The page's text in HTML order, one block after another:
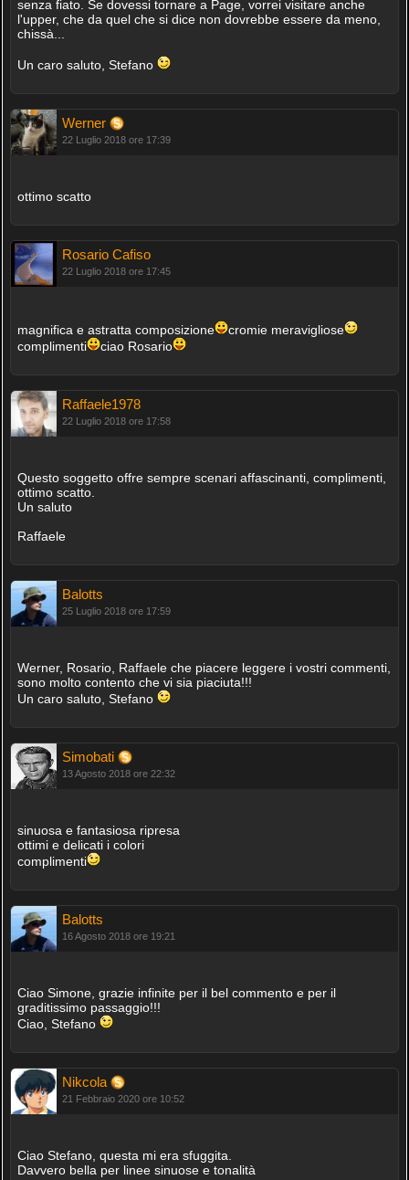
senza fiato. Se dovessi tornare a Page, vorrei visitare anche
l'upper, che da quel che si dice non dovrebbe essere da meno,
chissà...
Un caro saluto, Stefano
Werner
22 Luglio 2018 ore 17:39
ottimo scatto
Rosario Cafiso
22 Luglio 2018 ore 17:45
magnifica e astratta composizione
cromie meravigliose
complimenti
ciao Rosario
Raffaele1978
22 Luglio 2018 ore 17:58
Questo soggetto offre sempre scenari affascinanti, complimenti,
ottimo scatto.
Un saluto
Raffaele
Balotts
25 Luglio 2018 ore 17:59
Werner, Rosario, Raffaele che piacere leggere i vostri commenti,
sono molto contento che vi sia piaciuta!!!
Un caro saluto, Stefano
Simobati
13 Agosto 2018 ore 22:32
sinuosa e fantasiosa ripresa
ottimi e delicati i colori
complimenti
Balotts
16 Agosto 2018 ore 19:21
Ciao Simone, grazie infinite per il bel commento e per il
graditissimo passaggio!!!
Ciao, Stefano
Nikcola
21 Febbraio 2020 ore 10:52
Ciao Stefano, questa mi era sfuggita.
Davvero bella per linee sinuose e tonalità